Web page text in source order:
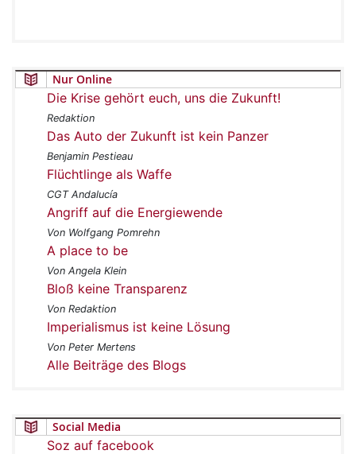
Nur Online
Die Krise gehört euch, uns die Zukunft!
Redaktion
Das Auto der Zukunft ist kein Panzer
Benjamin Pestieau
Flüchtlinge als Waffe
CGT Andalucía
Angriff auf die Energiewende
Von Wolfgang Pomrehn
A place to be
Von Angela Klein
Bloß keine Transparenz
Von Redaktion
Imperialismus ist keine Lösung
Von Peter Mertens
Alle Beiträge des Blogs
Social Media
Soz auf facebook